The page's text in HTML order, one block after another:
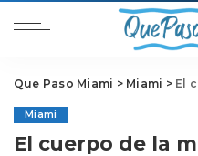
Que Paso Miami > Miami > El
Miami
El cuerpo de la